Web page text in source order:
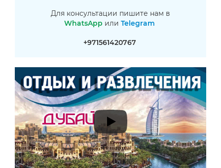
Для консультации пишите нам в
WhatsApp или Telegram
+971561420767